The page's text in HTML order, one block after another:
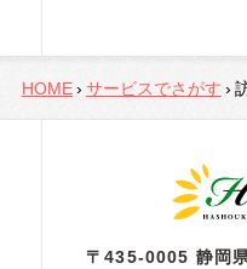
HOME サービスでさがす
〒435-0005 静岡